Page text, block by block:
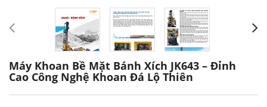
Máy Khoan Bề Mặt Bánh Xích JK643 – Đỉnh
Cao Công Nghệ Khoan Đá Lộ Thiên